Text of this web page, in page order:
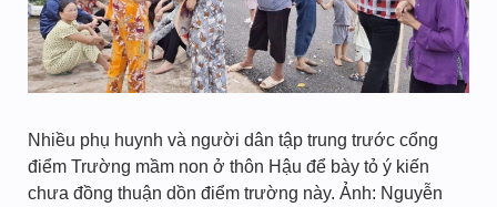
Nhiều phụ huynh và người dân tập trung trước cổng
điểm Trường mầm non ở thôn Hậu để bày tỏ ý kiến
chưa đồng thuận dồn điểm trường này. Ảnh: Nguyễn